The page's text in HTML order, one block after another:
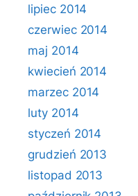
lipiec 2014
czerwiec 2014
maj 2014
kwiecień 2014
marzec 2014
luty 2014
styczeń 2014
grudzień 2013
listopad 2013